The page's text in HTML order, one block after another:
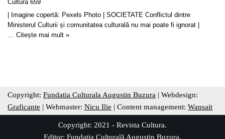
Cultura 659
| Imagine copertă: Pexels Photo | SOCIETATE Conflictul dintre
Ministerul Culturii și comunitatea culturală nu mai poate fi ignorat |
… Citește mai mult »
Copyright: Fundatia Culturala Augustin Buzura | Webdesign:
Graficante | Webmaster: Nicu Ilie | Content management: Wansait
Copyright: 2021 - Revista Cultura.
Editor: Fundația Culturală Augustin Buzura.